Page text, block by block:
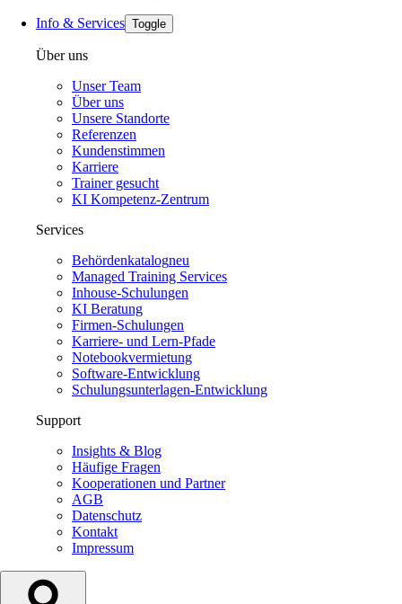
Info & Services Toggle
Über uns
Unser Team
Über uns
Unsere Standorte
Referenzen
Kundenstimmen
Karriere
Trainer gesucht
KI Kompetenz-Zentrum
Services
Behördenkatalogneu
Managed Training Services
Inhouse-Schulungen
KI Beratung
Firmen-Schulungen
Karriere- und Lern-Pfade
Notebookvermietung
Software-Entwicklung
Schulungsunterlagen-Entwicklung
Support
Insights & Blog
Häufige Fragen
Kooperationen und Partner
AGB
Datenschutz
Kontakt
Impressum